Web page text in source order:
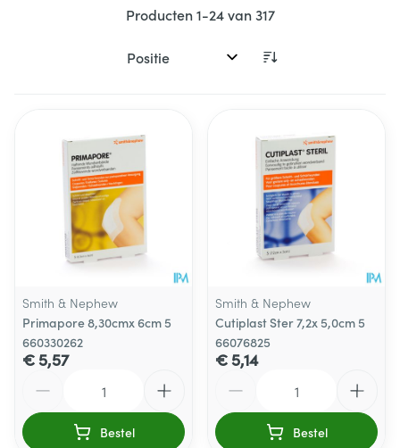
Producten1-24van317
Sorteer op:
Smith & Nephew
Primapore 8,30cmx 6cm 5
660330262
€ 5,57
Bestel
Smith & Nephew
Cutiplast Ster 7,2x 5,0cm 5
66076825
€ 5,14
Bestel